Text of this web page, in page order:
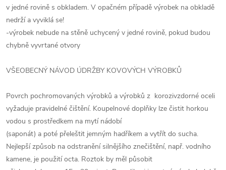
v jedné rovině s obkladem. V opačném případě výrobek na obkladě
nedrží a vyviklá se!
-výrobek nebude na stěně uchycený v jedné rovině, pokud budou
chybně vyvrtané otvory
VŠEOBECNÝ NÁVOD ÚDRŽBY KOVOVÝCH VÝROBKŮ
Povrch pochromovaných výrobků a výrobků z korozivzdorné oceli
vyžaduje pravidelné čištění. Koupelnové doplňky lze čistit horkou
vodou s prostředkem na mytí nádobí
(saponát) a poté přeleštit jemným hadříkem a vytřít do sucha.
Nejlepší způsob na odstranění silnějšího znečištění, např. vodního
kamene, je použití octa. Roztok by měl působit